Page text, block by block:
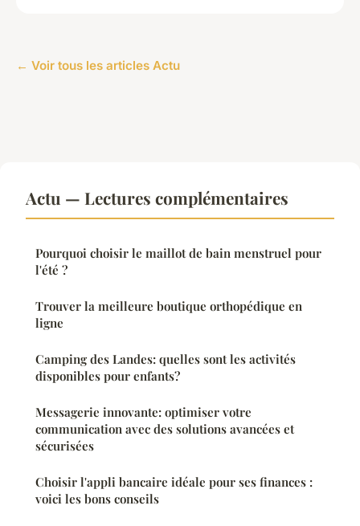
← Voir tous les articles Actu
Actu — Lectures complémentaires
Pourquoi choisir le maillot de bain menstruel pour
l'été ?
Trouver la meilleure boutique orthopédique en
ligne
Camping des Landes: quelles sont les activités
disponibles pour enfants?
Messagerie innovante: optimiser votre
communication avec des solutions avancées et
sécurisées
Choisir l'appli bancaire idéale pour ses finances :
voici les bons conseils